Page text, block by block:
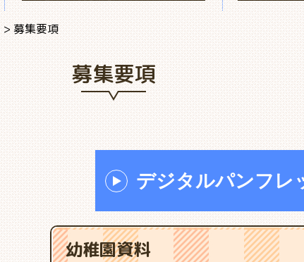
>募集要項
募集要項
デジタルパンフレ
幼稚園資料